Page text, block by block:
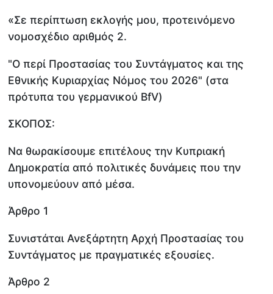
«Σε περίπτωση εκλογής μου, προτεινόμενο
νομοσχέδιο αριθμός 2.
"Ο περί Προστασίας του Συντάγματος και της
Εθνικής Κυριαρχίας Νόμος του 2026" (στα
πρότυπα του γερμανικού BfV)
ΣΚΟΠΟΣ:
Να θωρακίσουμε επιτέλους την Κυπριακή
Δημοκρατία από πολιτικές δυνάμεις που την
υπονομεύουν από μέσα.
Άρθρο 1
Συνιστάται Ανεξάρτητη Αρχή Προστασίας του
Συντάγματος με πραγματικές εξουσίες.
Άρθρο 2